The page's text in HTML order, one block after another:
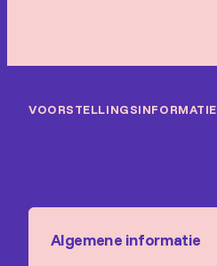
VOORSTELLINGSINFORMATIE
Algemene informatie